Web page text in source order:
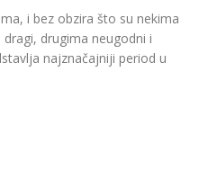
i bez obzira što su nekima
drugima neugodni i
najznačajniji period u